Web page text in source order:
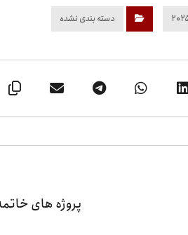
دسته بندی نشده
پروژه های